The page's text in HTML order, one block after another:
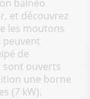
balnéo
et découvrez
les moutons
peuvent
de
sont ouverts
une borne
(7 kW).